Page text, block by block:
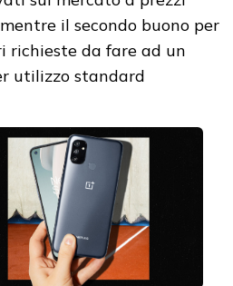
il secondo buono per
richieste da fare ad un
utilizzo standard